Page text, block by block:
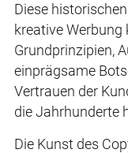
Diese
kreative Werbung
Grundprinzipien,
einprägsame
Vertrauen der
die Jahrhunderte
Die Kunst des